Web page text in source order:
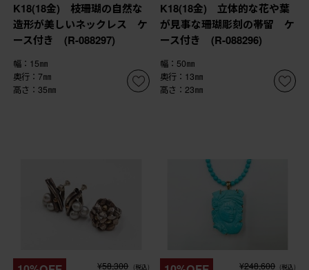
K18(18金) 枝珊瑚の自然な
造形が美しいネックレス ケ
ース付き (R-088297)
幅：15㎜
奥行：7㎜
高さ：35㎜
K18(18金) 立体的な花や葉
が見事な珊瑚彫刻の帯留 ケ
ース付き (R-088296)
幅：50㎜
奥行：13㎜
高さ：23㎜
¥58,300 (税込) ¥248,600 (税込)